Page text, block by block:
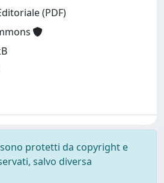
(PDF)
protetti da copyright e
salvo diversa